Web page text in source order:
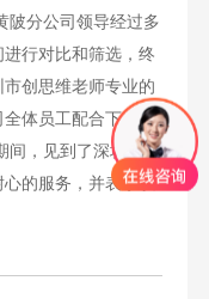
分公司领导经过多
行对比和筛选，终
创思维老师专业的
体员工配合下，一
间，见到了深圳市创
的服务，并表示以